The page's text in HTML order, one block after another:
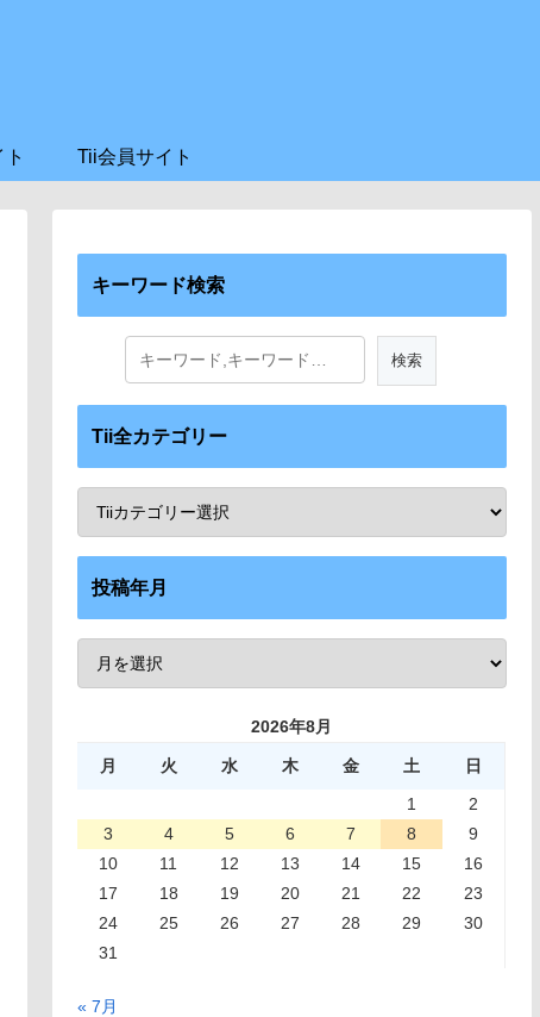
Tii会員サイト
キーワード検索
Tii全カテゴリー
投稿年月
2026年8月
月 火 水 木 金 土
日
1
2
3
4 5 6 7 8
9
10
11 12 13 14 15
16
17
18 19 20 21 22
23
24
25 26 27 28 29
30
31
« 7月